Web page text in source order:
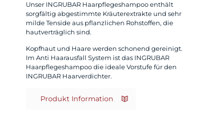
Unser INGRUBAR Haarpflegeshampoo enthält
sorgfältig abgestimmte Kräuterextrakte und sehr
milde Tenside aus pflanzlichen Rohstoffen, die
hautverträglich sind.
Kopfhaut und Haare werden schonend gereinigt.
Im Anti Haarausfall System ist das INGRUBAR
Haarpflegeshampoo die ideale Vorstufe für den
INGRUBAR Haarverdichter.
Produkt Information